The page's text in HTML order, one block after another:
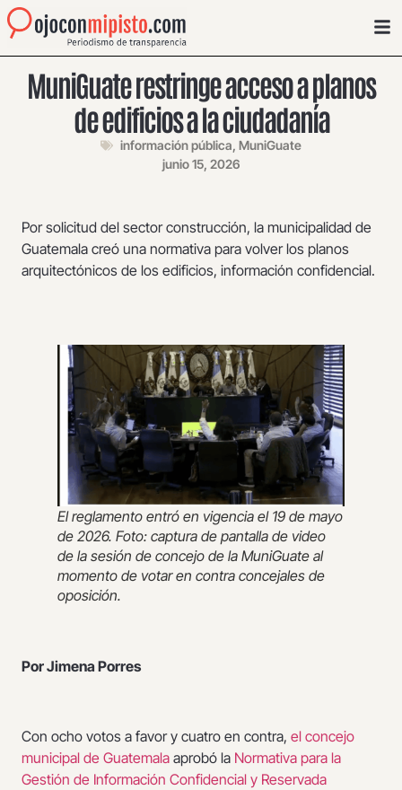
MuniGuate restringe acceso a planos
de edificios a la ciudadanía
información pública, MuniGuate
junio 15, 2026
Por solicitud del sector construcción, la municipalidad de
Guatemala creó una normativa para volver los planos
arquitectónicos de los edificios, información confidencial.
El reglamento entró en vigencia el 19 de mayo
de 2026. Foto: captura de pantalla de video
de la sesión de concejo de la MuniGuate al
momento de votar en contra concejales de
oposición.
Por Jimena Porres
Con ocho votos a favor y cuatro en contra, el concejo
municipal de Guatemala aprobó la Normativa para la
Gestión de Información Confidencial y Reservada